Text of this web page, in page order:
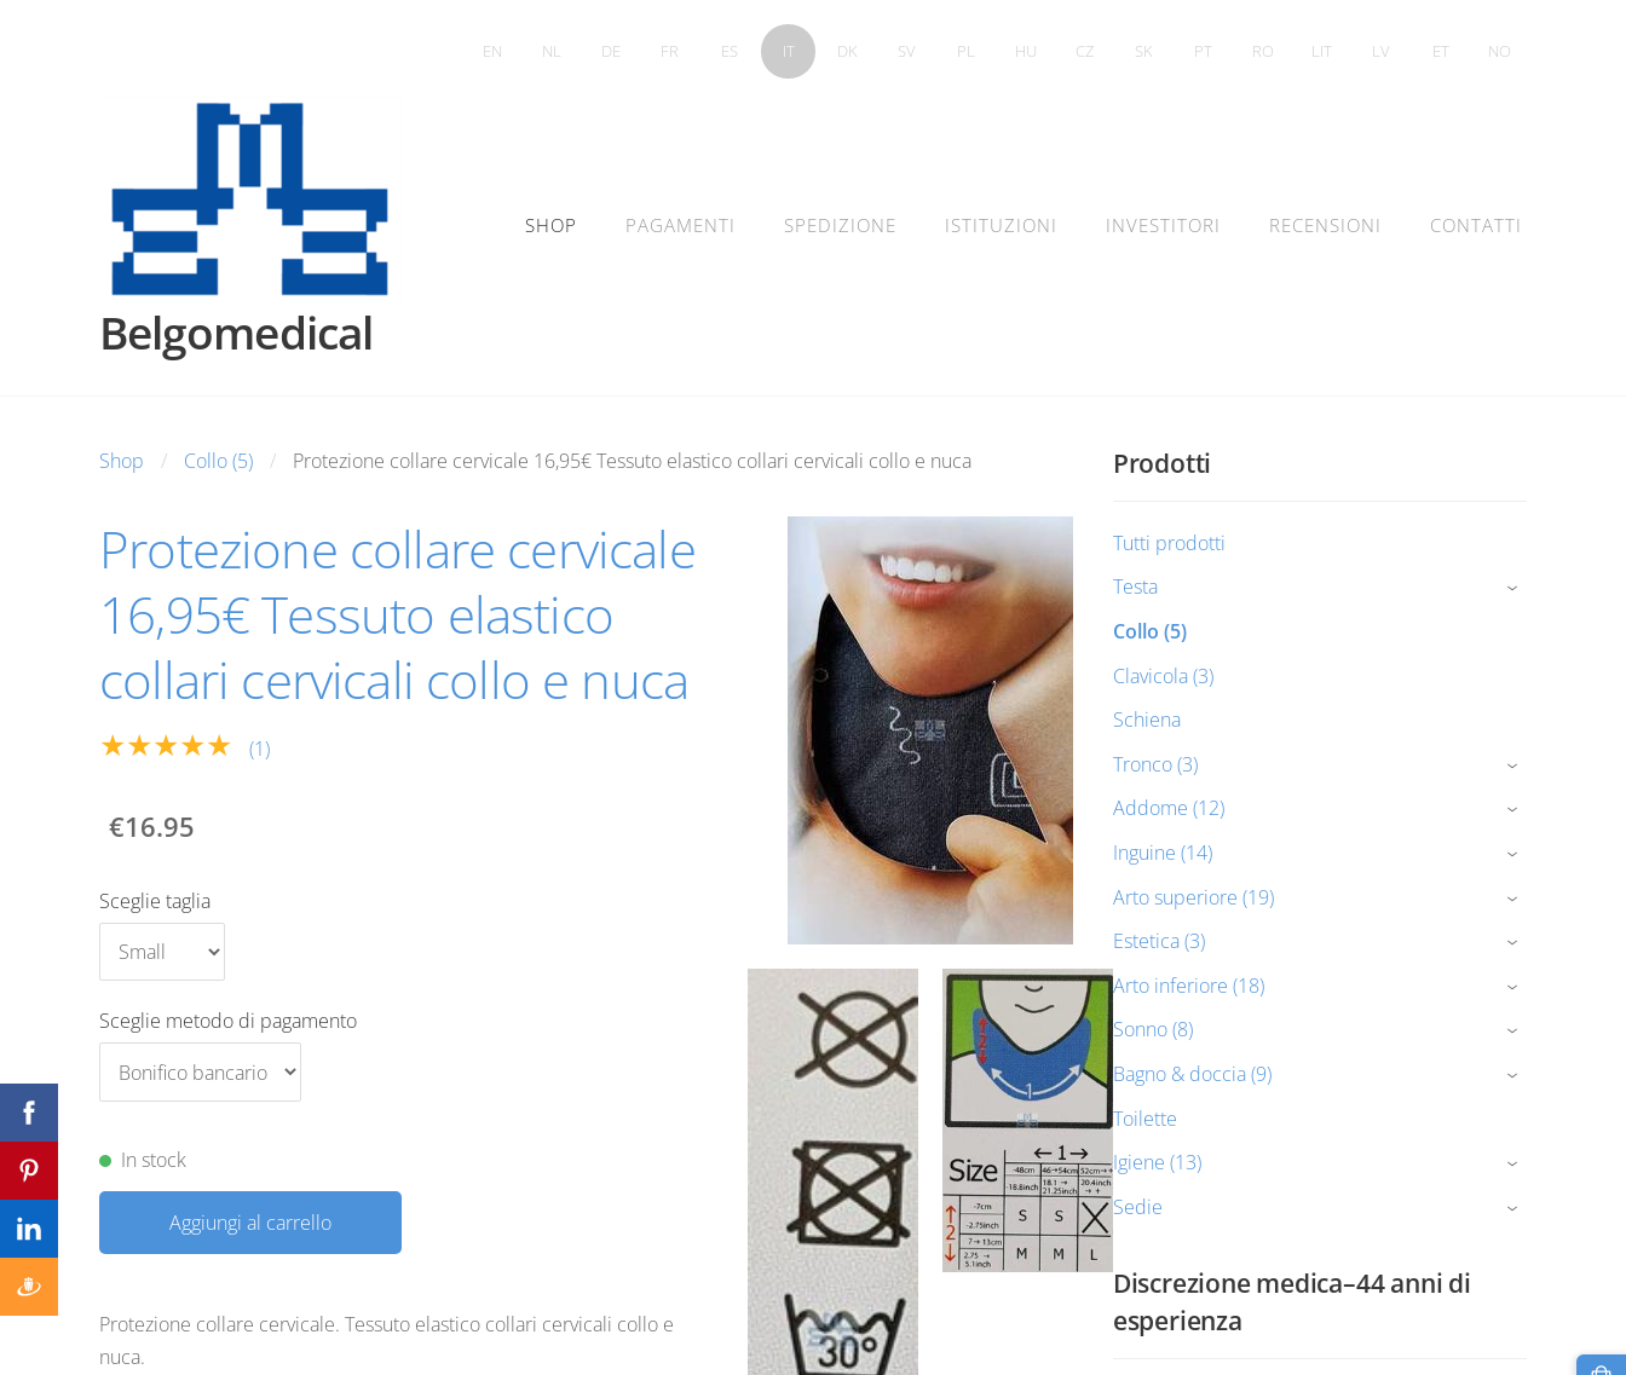
Belgomedical
SHOP PAGAMENTI SPEDIZIONE ISTITUZIONI INVESTITORI RECENSIONI CONTATTI
EN NL DE FR ES IT DK SV PL HU CZ SK PT RO LIT LV ET NO
Prodotti
Tutti prodotti
Testa
›
Collo (5)
Clavicola (3)
Schiena
Tronco (3)
›
Addome (12) ›
Inguine (14) ›
Arto superiore (19) ›
Estetica (3) ›
Arto inferiore (18) ›
Sonno (8) ›
Bagno & doccia (9) ›
Toilette
Igiene (13)
›
Sedie ›
Discrezione medica–44 anni di
esperienza
Shop Collo (5) Protezione collare cervicale 16,95€ Tessuto elastico collari cervicali collo e nuca
Protezione collare cervicale
16,95€ Tessuto elastico
collari cervicali collo e nuca
★★★★★ (1)
€16.95
Sceglie taglia
Sceglie metodo di pagamento
In stock
Aggiungi al carrello
Protezione collare cervicale. Tessuto elastico collari cervicali collo e
nuca.